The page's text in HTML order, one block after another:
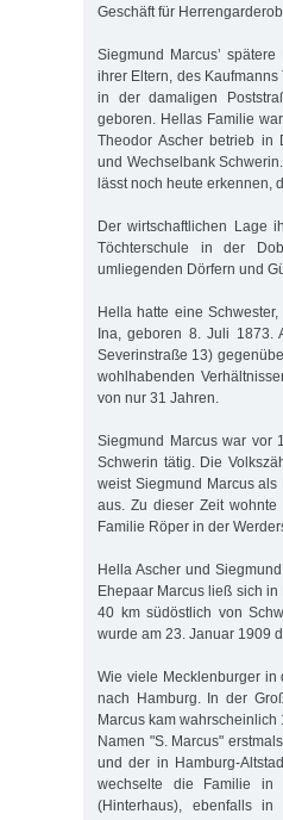
Geschäft für
Siegmund Marcus’
ihrer Eltern, des
in der damaligen
geboren. Hellas Familie
Theodor Ascher betrieb in
und Wechselbank
lässt noch heute erkennen,
Der wirtschaftlichen Lage
Töchterschule in der
umliegenden Dörfern und
Hella hatte eine
Ina, geboren 8. Juli 1873.
Severinstraße 13)
wohlhabenden
von nur 31 Jahren.
Siegmund Marcus war vor
Schwerin tätig. Die
weist Siegmund Marcus
aus. Zu dieser Zeit
Familie Röper in der
Hella Ascher und
Ehepaar Marcus ließ sich
40 km süd­östlich von
wurde am 23. Januar 1909
Wie viele Mecklenburger
nach Hamburg. In der
Marcus kam
Namen "S. Marcus"
und der in Hamburg-
wechselte die Familie in
(Hinterhaus), ebenfalls in